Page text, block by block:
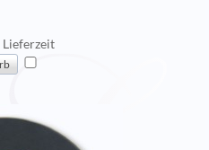
Lieferzeit